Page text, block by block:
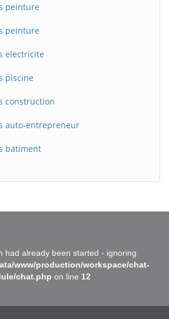
peinture
peinture
electricite
piscine
construction
auto-entrepreneur
batiment
had already been started - ignoring
www/production/workspace/chat-
chat.php on line 12